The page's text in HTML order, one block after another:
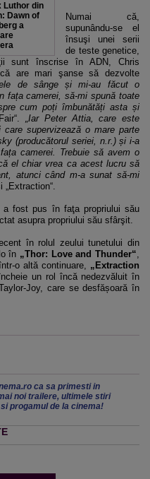
Luthor din
Dawn of
a
Numai că,
supunându-se el
însuşi unei serii
de teste genetice,
sunt înscrise în ADN, Chris
are mari şanse să dezvolte
de sânge și mi-au făcut o
fața camerei, să-mi spună toate
cum poți îmbunătăți asta și
„Iar Peter Attia, care este
supervizează o mare parte
(producătorul seriei, n.r.) și i-a
camerei. Trebuie să avem o
el chiar vrea ca acest lucru să
atunci când m-a sunat să-mi
„Extraction“.
a fost pus în faţa propriului său
asupra propriului său sfârşit.
în rolul zeului tunetului din
în „Thor: Love and Thunder“,
o altă continuare, „Extraction
un rol încă nedezvăluit în
Joy, care se desfășoară în
ca sa primesti in
noi trailere, ultimele stiri
progamul de la cinema!